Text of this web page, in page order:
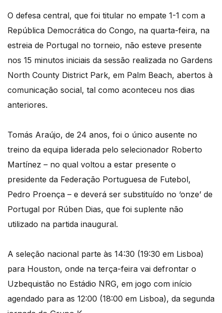
O defesa central, que foi titular no empate 1-1 com a
República Democrática do Congo, na quarta-feira, na
estreia de Portugal no torneio, não esteve presente
nos 15 minutos iniciais da sessão realizada no Gardens
North County District Park, em Palm Beach, abertos à
comunicação social, tal como aconteceu nos dias
anteriores.
Tomás Araújo, de 24 anos, foi o único ausente no
treino da equipa liderada pelo selecionador Roberto
Martínez – no qual voltou a estar presente o
presidente da Federação Portuguesa de Futebol,
Pedro Proença – e deverá ser substituído no ‘onze’ de
Portugal por Rúben Dias, que foi suplente não
utilizado na partida inaugural.
A seleção nacional parte às 14:30 (19:30 em Lisboa)
para Houston, onde na terça-feira vai defrontar o
Uzbequistão no Estádio NRG, em jogo com início
agendado para as 12:00 (18:00 em Lisboa), da segunda